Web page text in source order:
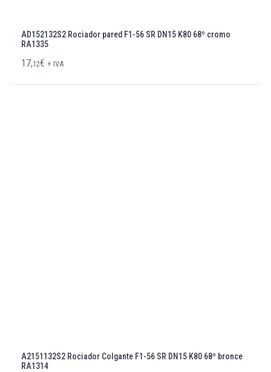
AD152132S2 Rociador pared F1-56 SR DN15 K80 68º cromo
RA1335
17,12€ + IVA
A2151132S2 Rociador Colgante F1-56 SR DN15 K80 68º bronce
RA1314